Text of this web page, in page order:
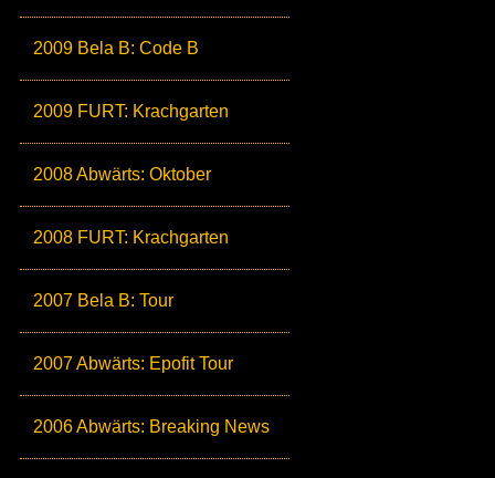
2009 Bela B: Code B
2009 FURT: Krachgarten
2008 Abwärts: Oktober
2008 FURT: Krachgarten
2007 Bela B: Tour
2007 Abwärts: Epofit Tour
2006 Abwärts: Breaking News